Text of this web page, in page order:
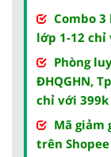
Combo 3
lớp 1-12 chỉ
Phòng
ĐHQGHN,
chỉ với 399k
Mã giảm
trên